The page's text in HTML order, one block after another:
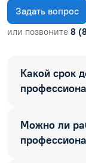
Задать вопрос
или позвоните 8
Какой срок
Можно ли